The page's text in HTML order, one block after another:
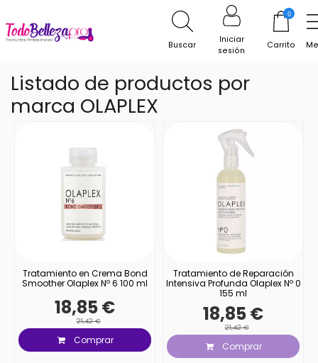
Buscar
Iniciar
sesión
0
Carrito
Inicio
Listado de productos por
marca OLAPLEX
Tratamiento en Crema Bond
Smoother Olaplex Nº 6 100 ml
18,85 €
21,42 €
Comprar
Tratamiento de Reparación
Intensiva Profunda Olaplex Nº 0
155 ml
18,85 €
21,42 €
Comprar